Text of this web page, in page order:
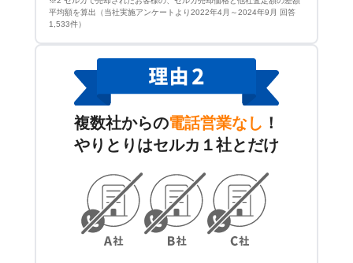
平均額を算出（当社実施アンケートより2022年4月～2024年9月 回答
1,533件）
複数社からの電話営業なし ！
やりとりはセルカ１社とだけ